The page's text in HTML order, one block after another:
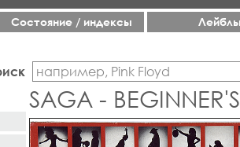
Cостояние / индексы Лейблы
SAGA -